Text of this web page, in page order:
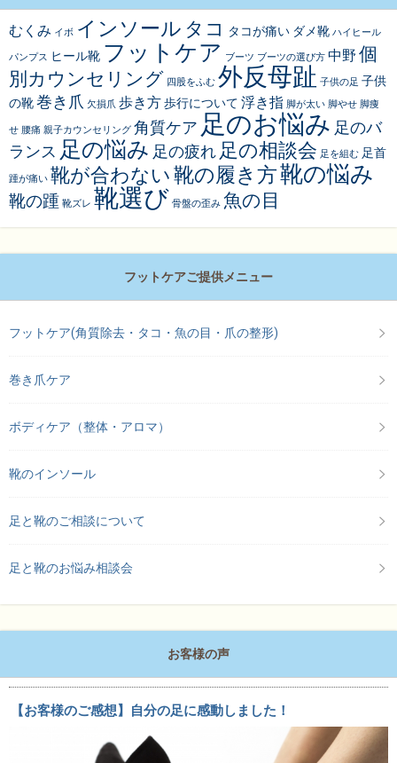
むくみ イボ インソール タコ タコが痛い ダメ靴 ハイヒール
パンプス ヒール靴 フットケア ブーツ ブーツの選び方 中野 個
別カウンセリング 四股をふむ 外反母趾 子供の足 子供
の靴巻き爪 欠損爪 歩き方歩行について 浮き指 脚が太い 脚やせ 脚痩
せ 腰痛 親子カウンセリング 角質ケア 足のお悩み 足のバ
ランス 足の悩み 足の疲れ 足の相談会 足を組む 足首
踵が痛い 靴が合わない 靴の履き方靴の悩み
靴の踵 靴ズレ 靴選び 骨盤の歪み 魚の目
フットケアご提供メニュー
フットケア(角質除去・タコ・魚の目・爪の整形)
巻き爪ケア
ボディケア（整体・アロマ）
靴のインソール
足と靴のご相談について
足と靴のお悩み相談会
お客様の声
【お客様のご感想】自分の足に感動しました！